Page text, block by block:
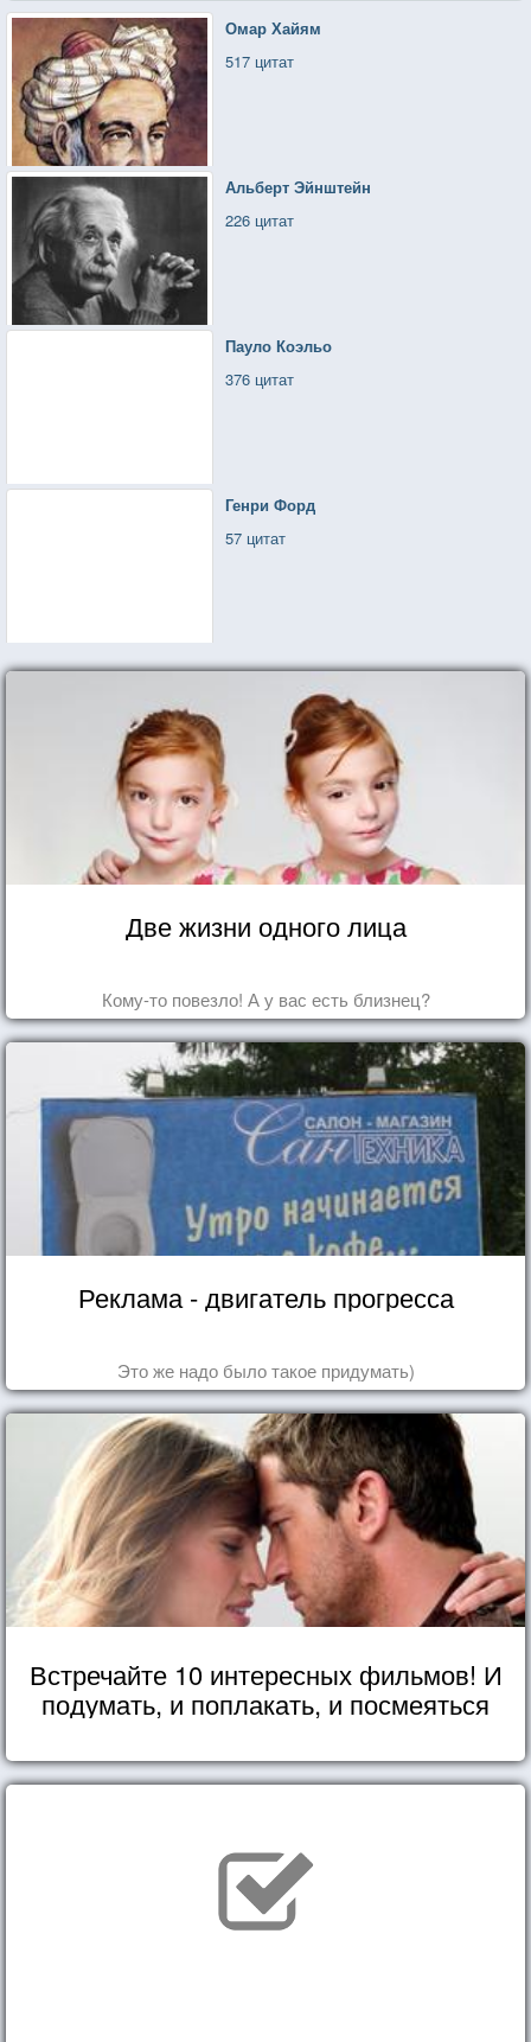
Омар Хайям
517 цитат
Альберт Эйнштейн
226 цитат
Пауло Коэльо
376 цитат
Генри Форд
57 цитат
Две жизни одного лица
Кому-то повезло! А у вас есть близнец?
Реклама - двигатель прогресса
Это же надо было такое придумать)
Встречайте 10 интересных фильмов! И
подумать, и поплакать, и посмеяться